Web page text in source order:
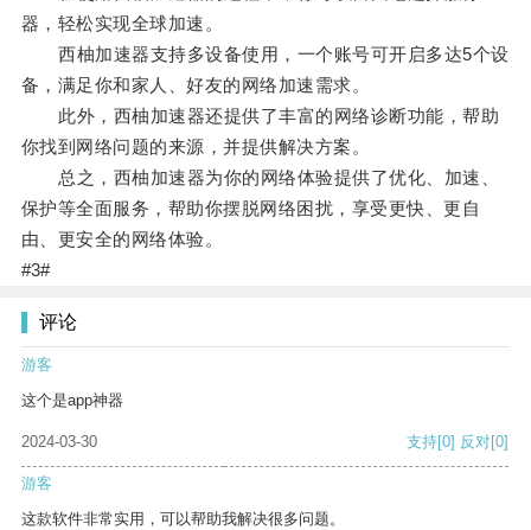
器，轻松实现全球加速。
西柚加速器支持多设备使用，一个账号可开启多达5个设
备，满足你和家人、好友的网络加速需求。
此外，西柚加速器还提供了丰富的网络诊断功能，帮助
你找到网络问题的来源，并提供解决方案。
总之，西柚加速器为你的网络体验提供了优化、加速、
保护等全面服务，帮助你摆脱网络困扰，享受更快、更自
由、更安全的网络体验。
#3#
评论
游客
这个是app神器
2024-03-30 支持[0] 反对[0]
游客
这款软件非常实用，可以帮助我解决很多问题。